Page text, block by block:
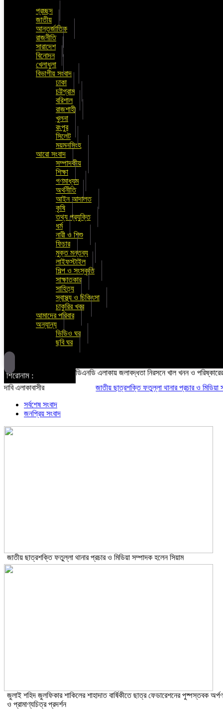
প্রচ্ছদ
জাতীয়
আন্তর্জাতিক
রাজনীতি
সারাদেশ
বিনোদন
খেলাধুলা
বিভাগীয় সংবাদ
ঢাকা
চট্টগ্রাম
বরিশাল
রাজশাহী
খুলনা
রংপুর
সিলেট
ময়মনসিংহ
আরো সংবাদ
সম্পাদকীয়
শিক্ষা
গণমাধ্যম
অর্থনীতি
আইন আদালত
কৃষি
তথ্য প্রযুক্তি
ধর্ম
নারী ও শিশু
ফিচার
মুক্ত মন্তব্য
লাইফস্টাইল
শিল্প ও সংস্কৃতি
সাক্ষাতকার
সাহিত্য
স্বাস্থ্য ও চিকিৎসা
চাকুরির খবর
আমাদের পরিবার
অন্যান্য
ভিডিও ঘর
ছবি ঘর
শিরোনাম :
জাতীয় ছাত্রশক্তি ফতুল্লা থানার প্রচার ও মিডিয়া সম্পাদক
ডিএনডি এলাকায় জলাবদ্ধতা নিরসনে খাল খনন ও
দাবি এলাকাবাসীর
সর্বশেষ সংবাদ
জনপ্রিয় সংবাদ
জাতীয় ছাত্রশক্তি ফতুল্লা থানার প্রচার ও মিডিয়া সম্পাদক হলেন সিয়াম
​জুলাই শহিদ জুলফিকার শাকিলের শাহাদাত বার্ষিকীতে ছাত্র ফেডারেশনের পুষ্পস্তবক অর্পণ
ও প্রামাণ্যচিত্র প্রদর্শন